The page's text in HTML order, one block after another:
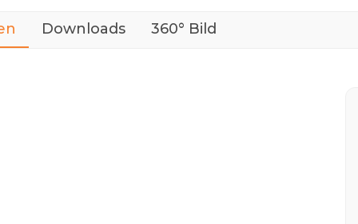
Downloads 360° Bild